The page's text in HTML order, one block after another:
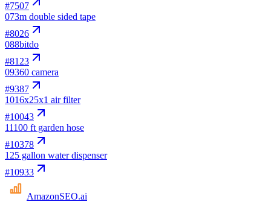
#7507
073m double sided tape
#8026
088bitdo
#8123
09360 camera
#9387
1016x25x1 air filter
#10043
11100 ft garden hose
#10378
125 gallon water dispenser
#10933
AmazonSEO.ai